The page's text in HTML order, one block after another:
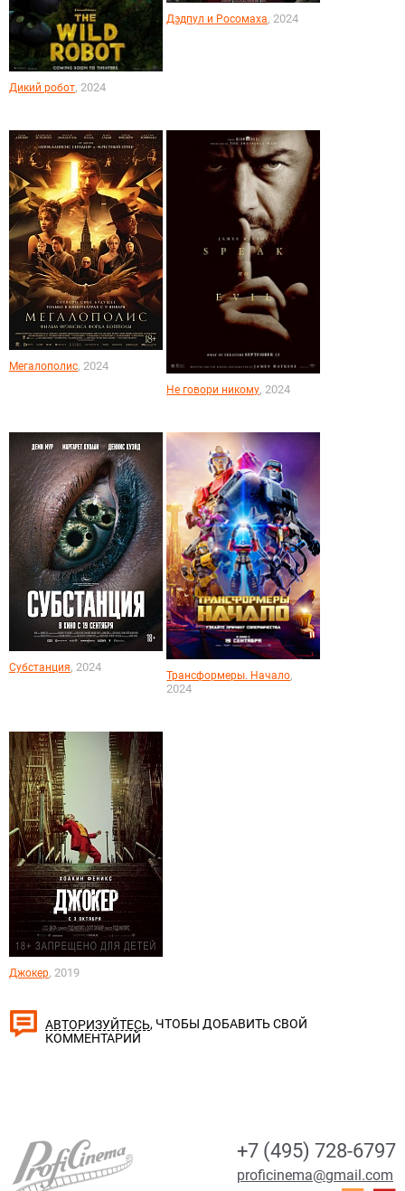
Дикий робот, 2024
Дэдпул и Росомаха, 2024
Мегалополис, 2024
Не говори никому, 2024
Субстанция, 2024
Трансформеры. Начало,
2024
Джокер, 2019
АВТОРИЗУЙТЕСЬ, ЧТОБЫ ДОБАВИТЬ СВОЙ
КОММЕНТАРИЙ
+7 (495) 728-6797
proficinema@gmail.com